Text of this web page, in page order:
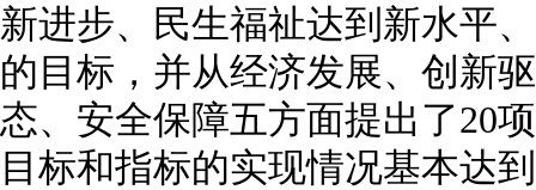
新进步、民生福祉达到新水平
的目标，并从经济发展、创新
态、安全保障五方面提出了20
目标和指标的实现情况基本达